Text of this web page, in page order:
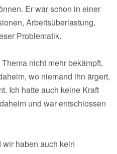
Er war schon in einer
Arbeitsüberlastung,
Problematik.
nicht mehr bekämpft,
wo niemand ihn ärgert,
Ich hatte auch keine Kraft
und war entschlossen
haben auch kein